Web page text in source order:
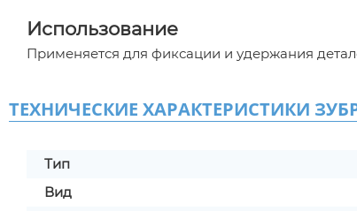
Использование
Применяется для фиксации и удержания
ТЕХНИЧЕСКИЕ ХАРАКТЕРИСТИКИ
Тип
Вид